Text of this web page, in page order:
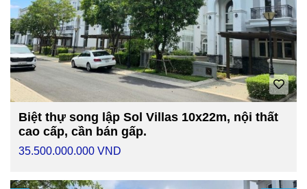
Biệt thự song lập Sol Villas 10x22m, nội thất
cao cấp, cần bán gấp.
35.500.000.000 VND